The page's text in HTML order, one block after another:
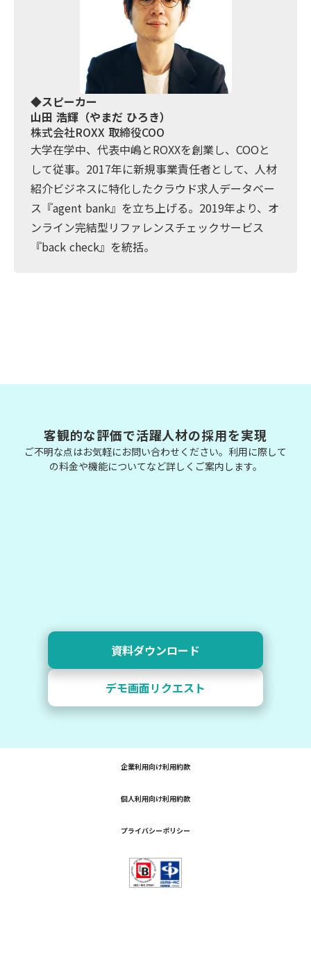
◆スピーカー
山田 浩輝（やまだ ひろき）
株式会社ROXX 取締役COO
大学在学中、代表中嶋とROXXを創業し、COOと
して従事。2017年に新規事業責任者として、人材
紹介ビジネスに特化したクラウド求人データベー
ス『agent bank』を立ち上げる。2019年より、オ
ンライン完結型リファレンスチェックサービス
『back check』を統括。
客観的な評価で活躍人材の採用を実現
ご不明な点はお気軽にお問い合わせください。利用に際して
の料金や機能についてなど詳しくご案内します。
デモ画面リクエスト
資料ダウンロード
企業利用向け利用約款
個人利用向け利用約款
プライバシーポリシー